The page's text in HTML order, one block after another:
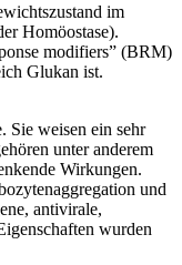
im
Homöostase).
modifiers” (BRM)
Glukan ist.
Sie weisen ein sehr
unter anderem
Wirkungen.
und
antivirale,
wurden